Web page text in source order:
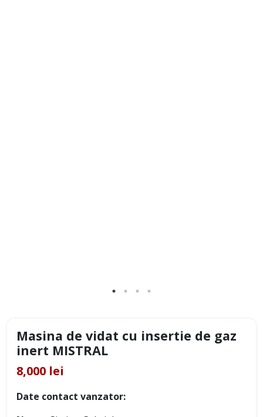
Masina de vidat cu insertie de gaz
inert MISTRAL
8,000 lei
Date contact vanzator: